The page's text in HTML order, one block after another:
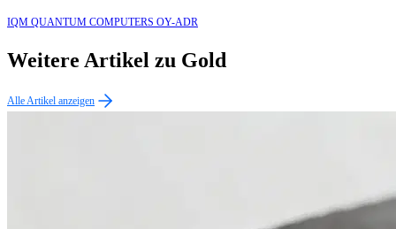
IQM QUANTUM COMPUTERS OY-ADR
Weitere Artikel zu Gold
Alle Artikel anzeigen